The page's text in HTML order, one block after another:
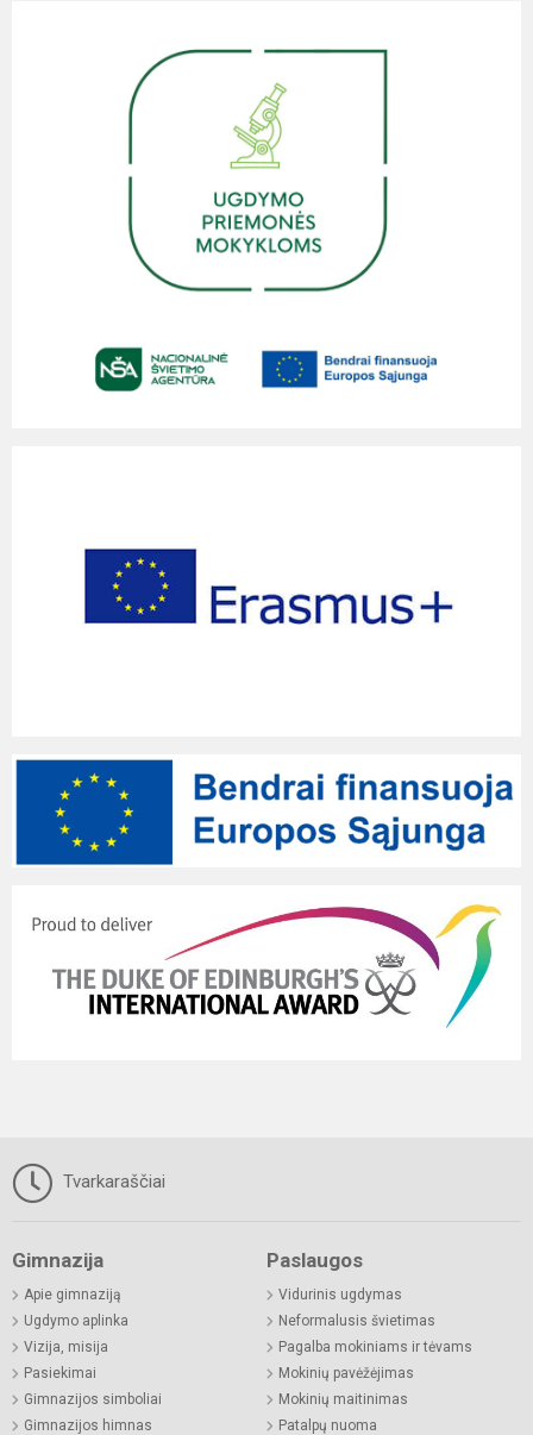
Tvarkaraščiai
Gimnazija
Apie gimnaziją
Ugdymo aplinka
Vizija, misija
Pasiekimai
Gimnazijos simboliai
Gimnazijos himnas
Paslaugos
Vidurinis ugdymas
Neformalusis švietimas
Pagalba mokiniams ir tėvams
Mokinių pavėžėjimas
Mokinių maitinimas
Patalpų nuoma